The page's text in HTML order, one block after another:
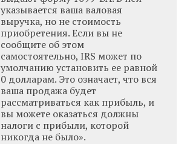
указывается ваша валовая
выручка, но не стоимость
приобретения. Если вы не
сообщите об этом
самостоятельно, IRS может по
умолчанию установить ее равной
0 долларам. Это означает, что вся
ваша продажа будет
рассматриваться как прибыль, и
вы можете оказаться должны
налоги с прибыли, которой
никогда не было».